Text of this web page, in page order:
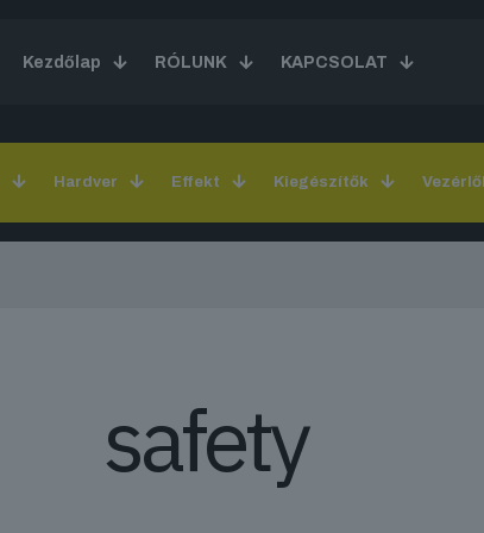
Kezdőlap RÓLUNK KAPCSOLAT
Hardver Effekt Kiegészítők
safety